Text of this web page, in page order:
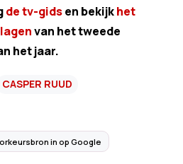
de tv-gidsen bekijkhet
van het tweede
het jaar.
CASPER RUUD
in op Google